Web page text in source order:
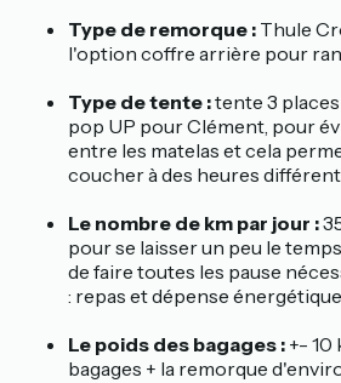
Type de remorque : Thule
l'option coffre arrière pour
Type de tente :tente 3
pop UP pour Clément, pour
entre les matelas et cela
coucher à des heures
Le nombre de km par jour :
pour se laisser un peu le
de faire toutes les pause
: repas et dépense
Le poids des bagages : +- 10
bagages + la remorque